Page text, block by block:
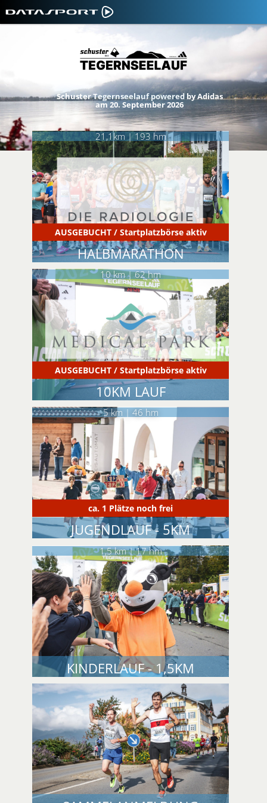
Schuster Tegernseelauf powered by Adidas
am 20. September 2026
AUSGEBUCHT / Startplatzbörse aktiv
HALBMARATHON
21,1km | 193 hm
AUSGEBUCHT / Startplatzbörse aktiv
10KM LAUF
10 km | 62 hm
ca. 1 Plätze noch frei
JUGENDLAUF - 5KM
5 km | 46 hm
KINDERLAUF - 1,5KM
1,5 km | 17 hm